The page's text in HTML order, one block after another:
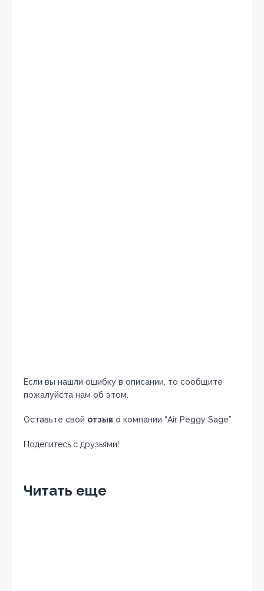
Если вы нашли ошибку в описании, то сообщите
пожалуйста нам об этом.
Оставьте свой отзыв о компании “Air Peggy Sage”.
Поделитесь с друзьями!
Читать еще